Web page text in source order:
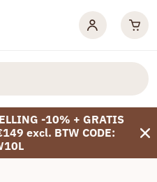
-10% + GRATIS
excl. BTW CODE: